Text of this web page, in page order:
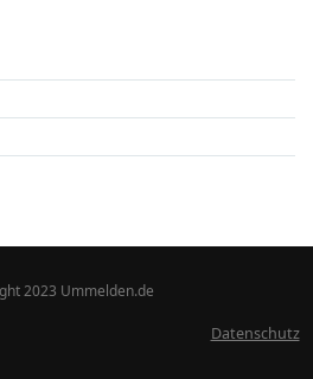
2023 Ummelden.de
Datenschutz